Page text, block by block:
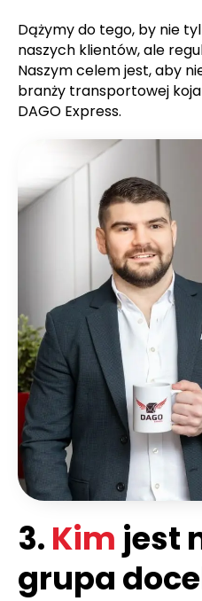
Dążymy do tego, by nie
naszych klientów, ale
Naszym celem jest, aby
branży transportowej
DAGO Express.
3. Kim jest
grupa